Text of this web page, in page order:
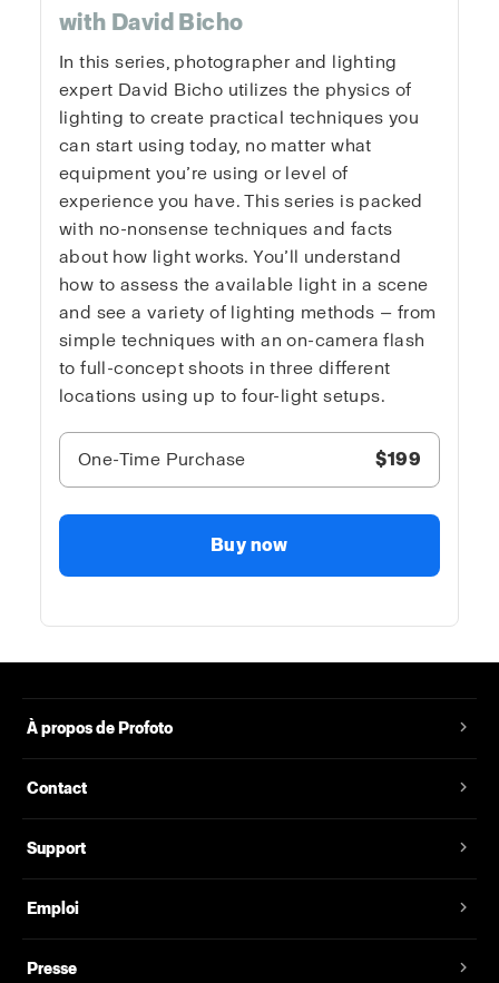
with David Bicho
In this series, photographer and lighting
expert David Bicho utilizes the physics of
lighting to create practical techniques you
can start using today, no matter what
equipment you’re using or level of
experience you have. This series is packed
with no-nonsense techniques and facts
about how light works. You’ll understand
how to assess the available light in a scene
and see a variety of lighting methods — from
simple techniques with an on-camera flash
to full-concept shoots in three different
locations using up to four-light setups.
One-Time Purchase $199
Buy now
À propos de Profoto
Contact
Support
Emploi
Presse